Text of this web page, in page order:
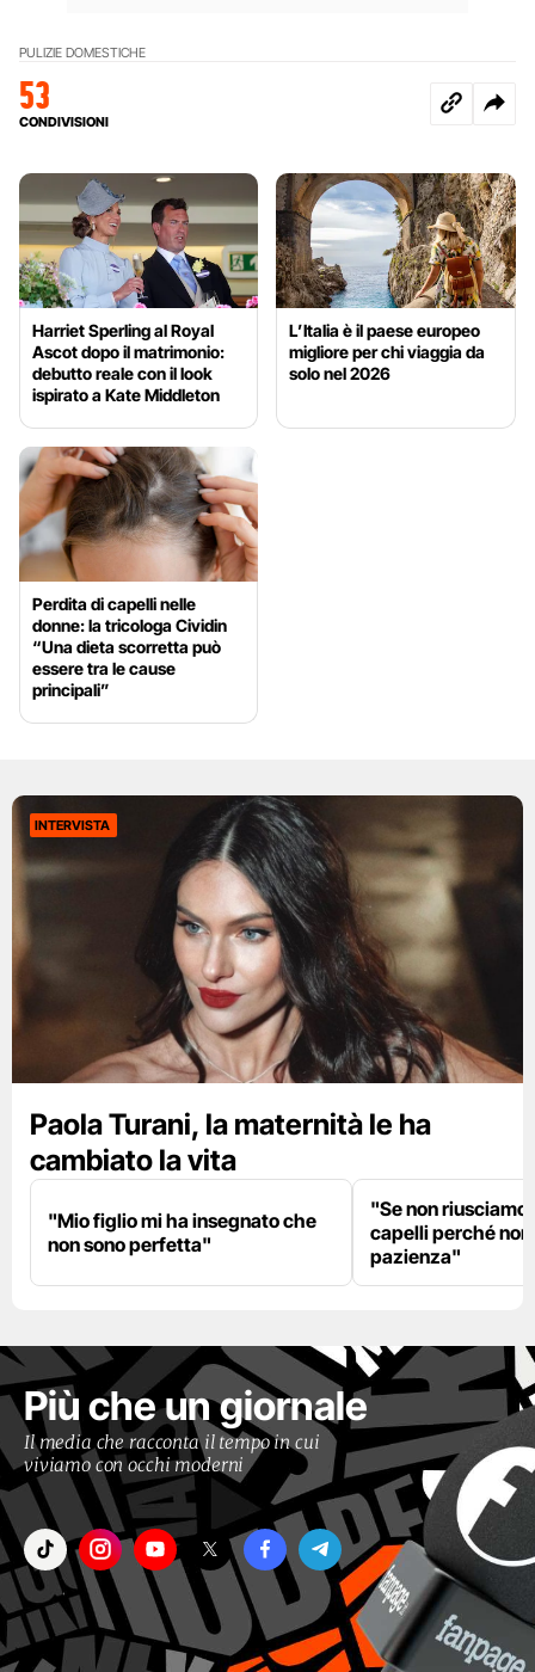
PULIZIE DOMESTICHE
53
CONDIVISIONI
Harriet Sperling al Royal
Ascot dopo il matrimonio:
debutto reale con il look
ispirato a Kate Middleton
L’Italia è il paese europeo
migliore per chi viaggia da
solo nel 2026
Perdita di capelli nelle
donne: la tricologa Cividin
“Una dieta scorretta può
essere tra le cause
principali”
INTERVISTA
Paola Turani, la maternità le ha
cambiato la vita
"Mio figlio mi ha insegnato che
non sono perfetta"
"Se non riusciamo
capelli perché
pazienza"
Più che un giornale
Il media che racconta il tempo in cui
viviamo con occhi moderni